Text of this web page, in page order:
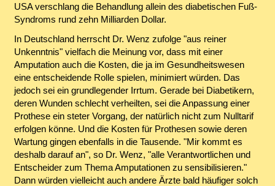
USA verschlang die Behandlung allein des diabetischen Fuß-
Syndroms rund zehn Milliarden Dollar.
In Deutschland herrscht Dr. Wenz zufolge "aus reiner
Unkenntnis" vielfach die Meinung vor, dass mit einer
Amputation auch die Kosten, die ja im Gesundheitswesen
eine entscheidende Rolle spielen, minimiert würden. Das
jedoch sei ein grundlegender Irrtum. Gerade bei Diabetikern,
deren Wunden schlecht verheilten, sei die Anpassung einer
Prothese ein steter Vorgang, der natürlich nicht zum Nulltarif
erfolgen könne. Und die Kosten für Prothesen sowie deren
Wartung gingen ebenfalls in die Tausende. "Mir kommt es
deshalb darauf an", so Dr. Wenz, "alle Verantwortlichen und
Entscheider zum Thema Amputationen zu sensibilisieren."
Dann würden vielleicht auch andere Ärzte bald häufiger solch